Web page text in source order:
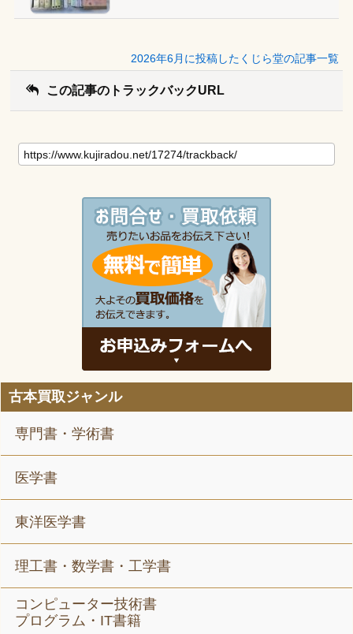
2026年6月に投稿したくじら堂の記事一覧
この記事のトラックバックURL
古本買取ジャンル
専門書・学術書
医学書
東洋医学書
理工書・数学書・工学書
コンピューター技術書
プログラム・IT書籍